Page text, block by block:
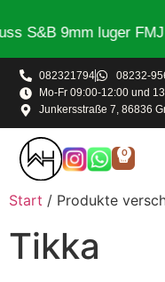
S&B 9mm luger FMJ
082321794 08232-
Mo-Fr 09:00-12:00 und
Junkersstraße 7, 86836
0
Start / Produkte
Tikka